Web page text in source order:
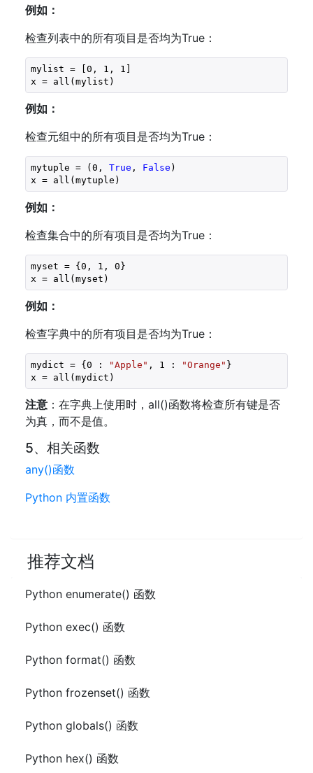
例如：
检查列表中的所有项目是否均为True：
mylist = [0 , 1 , 1 ]
x = all(mylist)
例如：
检查元组中的所有项目是否均为True：
mytuple = (0 , True , False )
x = all(mytuple)
例如：
检查集合中的所有项目是否均为True：
myset = {0 , 1 , 0}
x = all(myset)
例如：
检查字典中的所有项目是否均为True：
mydict = {0 : "Apple" , 1 : "Orange" }
x = all(mydict)
注意 ：在字典上使用时，all()函数将检查所有键是否
为真，而不是值。
5、相关函数
any()函数
Python 内置函数
推荐文档
Python enumerate() 函数
Python exec() 函数
Python format() 函数
Python frozenset() 函数
Python globals() 函数
Python hex() 函数